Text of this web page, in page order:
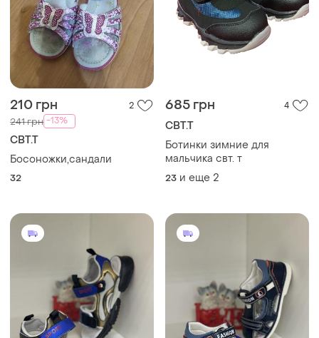
210 грн 2
241 грн -13%
СВТ.Т
Босоножки,сандали
32
685 грн 4
СВТ.Т
Ботинки зимние для
мальчика свт. т
23 и еще 2